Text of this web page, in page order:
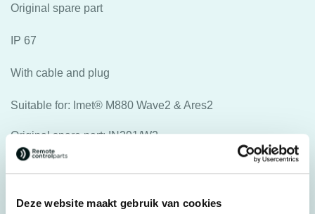
Deze website maakt gebruik van cookies
Original spare part
IP 67
With cable and plug
Suitable for: Imet® M880 Wave2 & Ares2
Original spare part: IN291/W2
For transmitter: Imet® M880 Wave2 & Ares2
Specifications